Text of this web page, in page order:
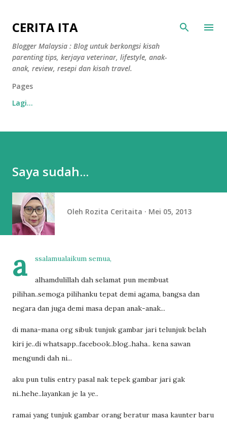
CERITA ITA
Blogger Malaysia : Blog untuk berkongsi kisah
parenting tips, kerjaya veterinar, lifestyle, anak-
anak, review, resepi dan kisah travel.
Pages
Lagi…
Saya sudah...
Oleh Rozita Ceritaita Mei 05, 2013
a ssalamualaikum semua,
alhamdulillah dah selamat pun membuat
pilihan..semoga pilihanku tepat demi agama, bangsa dan
negara dan juga demi masa depan anak-anak...
di mana-mana org sibuk tunjuk gambar jari telunjuk belah
kiri je..di whatsapp..facebook..blog..haha.. kena sawan
mengundi dah ni...
aku pun tulis entry pasal nak tepek gambar jari gak
ni..hehe..layankan je la ye..
ramai yang tunjuk gambar orang beratur masa kaunter baru